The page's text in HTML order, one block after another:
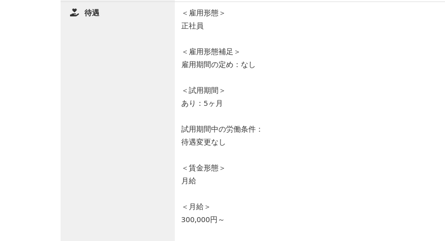
待遇
＜雇用形態＞
正社員
＜雇用形態補足＞
雇用期間の定め：なし
＜試用期間＞
あり：5ヶ月
試用期間中の労働条件：
待遇変更なし
＜賃金形態＞
月給
＜月給＞
300,000円～